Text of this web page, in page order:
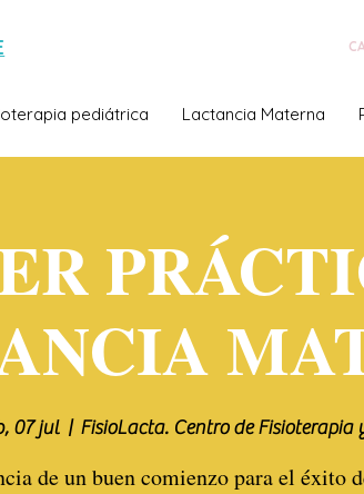
pediátrica Lactancia Materna
07 jul
  |
FisioLacta. Centro de Fisioterapia
de un buen comienzo para el éxito